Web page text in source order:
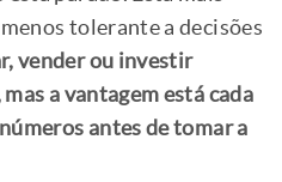
tolerante a decisões
vender ou investir
a vantagem está cada
antes de tomar a